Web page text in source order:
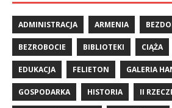
ADMINISTRACJA ARMENIA
BEZROBOCIE BIBLIOTEKI CIĄŻA
EDUKACJA FELIETON GALERIA
GOSPODARKA HISTORIA II